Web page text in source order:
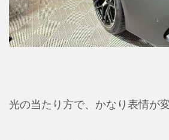
光の当たり方で、かなり表情が